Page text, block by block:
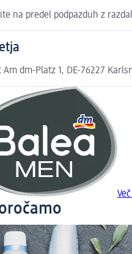
na predel podpazduh z
dm-Platz 1, DE-76227